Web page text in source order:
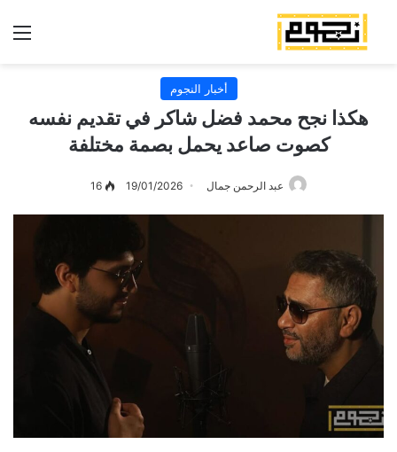
أخبار النجوم
هكذا نجح محمد فضل شاكر في تقديم نفسه
كصوت صاعد يحمل بصمة مختلفة
عبد الرحمن جمال 19/01/2026
16